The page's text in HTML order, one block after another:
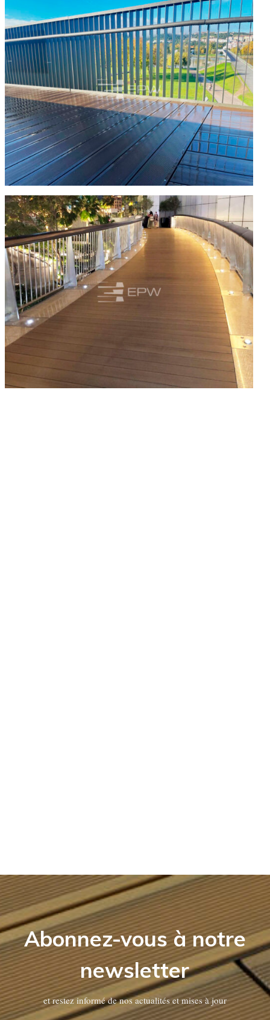
Abonnez-vous à notre
newsletter
et restez informé de nos actualités et mises à jour